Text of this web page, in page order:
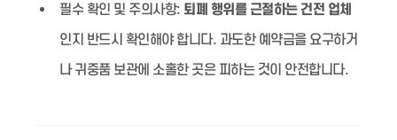
필수 확인 및 주의사항: 퇴폐 행위를 근절하는 건전 업체
인지 반드시 확인해야 합니다. 과도한 예약금을 요구하거
나 귀중품 보관에 소홀한 곳은 피하는 것이 안전합니다.